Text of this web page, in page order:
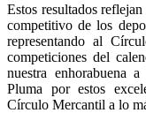
Estos resultados
competitivo de los
representando al
competiciones del
nuestra enhorabuena
Pluma por estos
Círculo Mercantil a lo